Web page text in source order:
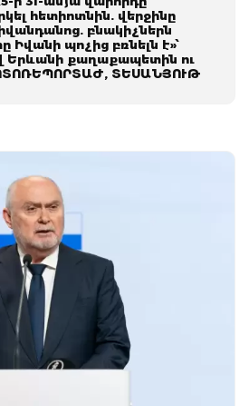
հետիոտնին. վերջինը
բնակիչներն
Իվանի պոչից բռնելն է»՝
Երևանի քաղաքապետին ու
ՏԵՍԱՆՅՈՒԹ